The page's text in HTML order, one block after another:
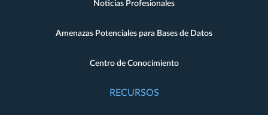
Noticias Profesionales
Amenazas Potenciales para Bases de Datos
Centro de Conocimiento
RECURSOS